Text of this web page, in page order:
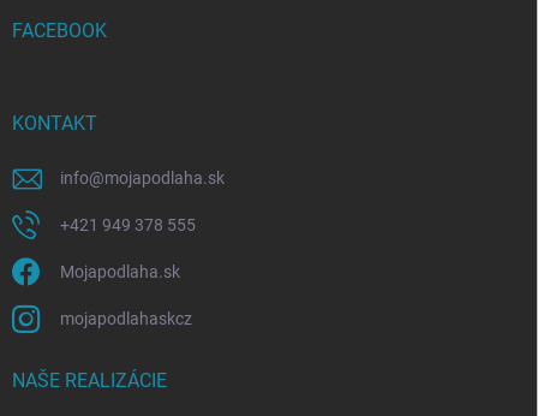
FACEBOOK
KONTAKT
info@mojapodlaha.sk
+421 949 378 555
Mojapodlaha.sk
mojapodlahaskcz
NAŠE REALIZÁCIE